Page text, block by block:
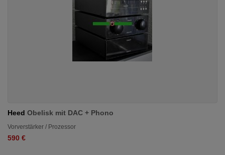
Heed Obelisk mit DAC + Phono
Vorverstärker / Prozessor
590 €